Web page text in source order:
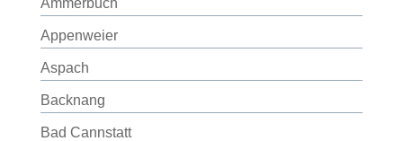
Ammerbuch
Appenweier
Aspach
Backnang
Bad Cannstatt